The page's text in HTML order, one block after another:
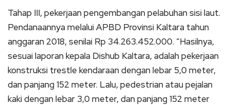
Tahap III, pekerjaan pengembangan pelabuhan sisi laut.
Pendanaannya melalui APBD Provinsi Kaltara tahun
anggaran 2018, senilai Rp 34.263.452.000. “Hasilnya,
sesuai laporan kepala Dishub Kaltara, adalah pekerjaan
konstruksi trestle kendaraan dengan lebar 5,0 meter,
dan panjang 152 meter. Lalu, pedestrian atau pejalan
kaki dengan lebar 3,0 meter, dan panjang 152 meter